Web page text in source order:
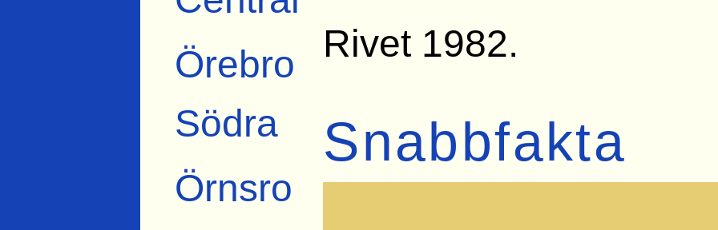
Örebro
Södra
Örnsro
Rivet 1982.
Snabbfakta